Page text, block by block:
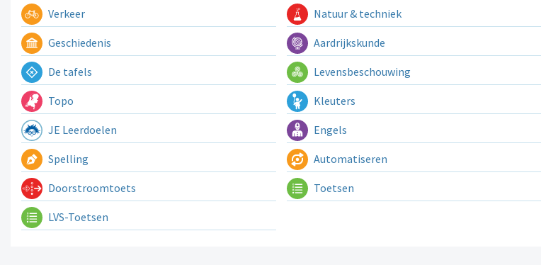
Verkeer Natuur & techniek
Geschiedenis Aardrijkskunde
De tafels Levensbeschouwing
Topo Kleuters
JE Leerdoelen Engels
Spelling Automatiseren
Doorstroomtoets Toetsen
LVS-Toetsen